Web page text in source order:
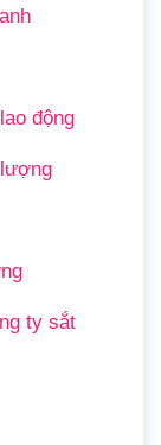
động
ty sắt